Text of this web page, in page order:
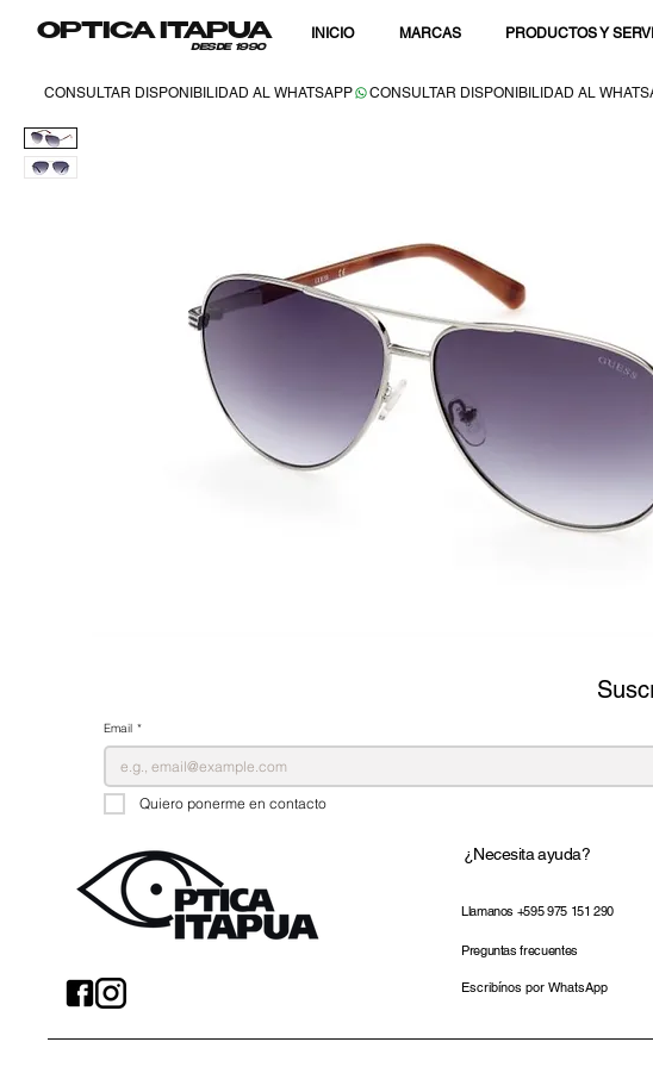
OPTICA ITAPUA
DESDE 1990
INICIO MARCAS PRODUCTOS Y
CONSULTAR DISPONIBILIDAD AL WHATSAPP
¿Necesita ayuda?
Llamanos +595 975 151 290
Preguntas frecuentes
Escribínos por WhatsApp
Email *
Quiero ponerme en contacto